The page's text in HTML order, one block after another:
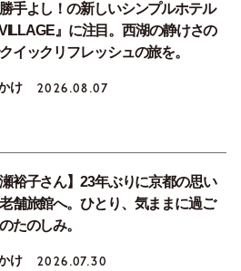
手よし！の新しいシンプルホテル
VILLAGE』に注目。西湖の静けさの
イックリフレッシュの旅を。
け 2026.08.07
瀬裕子さん】23年ぶりに京都の思い
舗旅館へ。ひとり、気ままに過ご
たのしみ。
け 2026.07.30